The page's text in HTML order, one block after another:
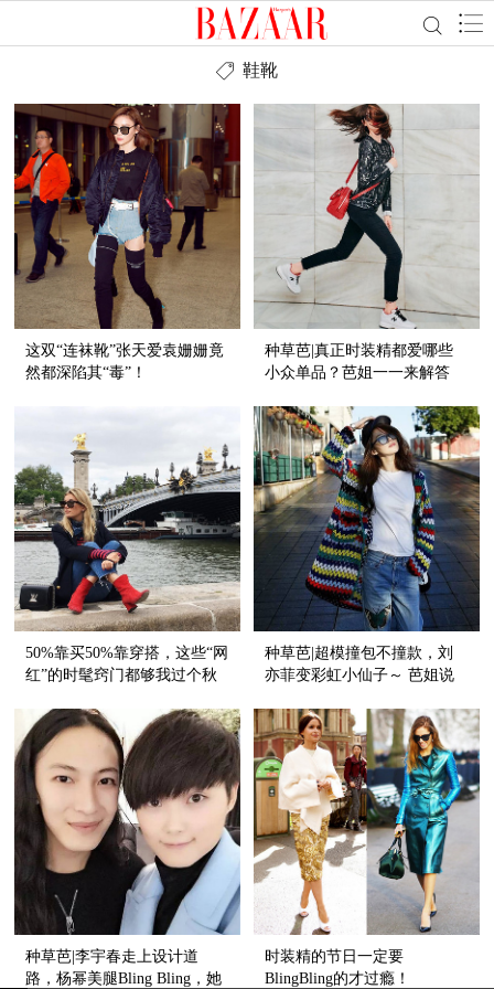
鞋靴
这双“连袜靴”张天爱袁姗姗竟
然都深陷其“毒”！
种草芭|真正时装精都爱哪些
小众单品？芭姐一一来解答
50%靠买50%靠穿搭，这些“网
红”的时髦窍门都够我过个秋
种草芭|超模撞包不撞款，刘
亦菲变彩虹小仙子～ 芭姐说
种草芭|李宇春走上设计道
路，杨幂美腿Bling Bling，她
时装精的节日一定要
BlingBling的才过瘾！